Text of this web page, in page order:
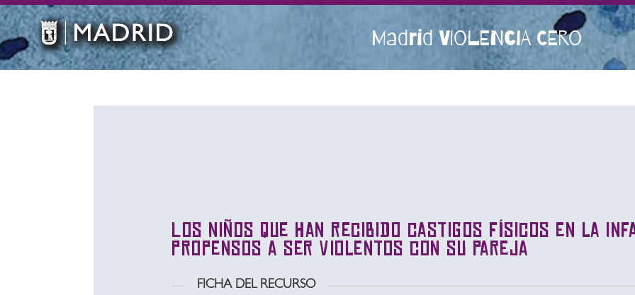
Madrid VIOLENCIA CERO
Los niños que han recibido castigos físicos en la
propensos a ser violentos con su pareja
FICHA DEL RECURSO